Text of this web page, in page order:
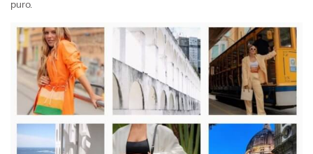
puro.